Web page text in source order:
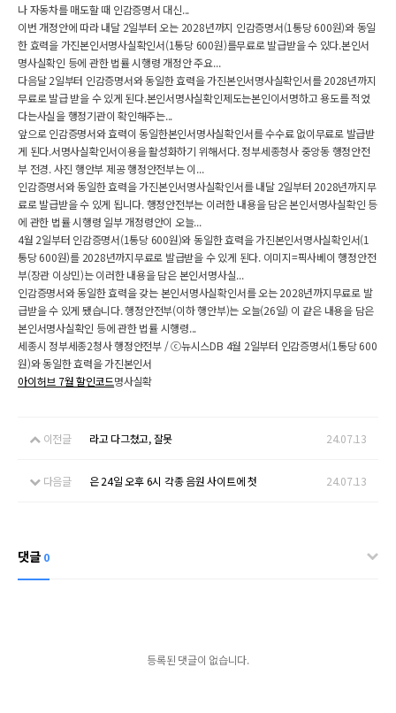
나 자동차를 매도할 때 인감증명서 대신...
이번 개정안에 따라 내달 2일부터 오는 2028년까지 인감증명서(1통당 600원)와 동일
한 효력을 가진본인서명사실확인서(1통당 600원)를무료로 발급받을 수 있다.본인서
명사실확인 등에 관한 법률 시행령 개정안 주요...
다음달 2일부터 인감증명서와 동일한 효력을 가진본인서명사실확인서를 2028년까지
무료로 발급 받을 수 있게 된다.본인서명사실확인제도는본인이서명하고 용도를 적었
다는사실을 행정기관이 확인해주는...
앞으로 인감증명서와 효력이 동일한본인서명사실확인서를 수수료 없이무료로 발급받
게 된다.서명사실확인서이용을 활성화하기 위해서다. 정부세종청사 중앙동 행정안전
부 전경. 사진 행안부 제공 행정안전부는 이...
인감증명서와 동일한 효력을 가진본인서명사실확인서를 내달 2일부터 2028년까지무
료로 발급받을 수 있게 됩니다. 행정안전부는 이러한 내용을 담은 본인서명사실확인 등
에 관한 법률 시행령 일부 개정령안이 오늘...
4월 2일부터 인감증명서(1통당 600원)와 동일한 효력을 가진본인서명사실확인서(1
통당 600원)를 2028년까지무료로 발급받을 수 있게 된다. 이미지=픽사베이 행정안전
부(장관 이상민)는 이러한 내용을 담은 본인서명사실...
인감증명서와 동일한 효력을 갖는 본인서명사실확인서를 오는 2028년까지무료로 발
급받을 수 있게 됐습니다. 행정안전부(이하 행안부)는 오늘(26일) 이 같은 내용을 담은
본인서명사실확인 등에 관한 법률 시행령...
세종시 정부세종2청사 행정안전부 / ⓒ뉴시스DB 4월 2일부터 인감증명서(1통당 600
원)와 동일한 효력을 가진본인서
아이허브 7월 할인코드명사실확
이전글 라고 다그쳤고, 잘못 24.07.13
다음글 은 24일 오후 6시 각종 음원 사이트에 첫 24.07.13
댓글 0
등록된 댓글이 없습니다.